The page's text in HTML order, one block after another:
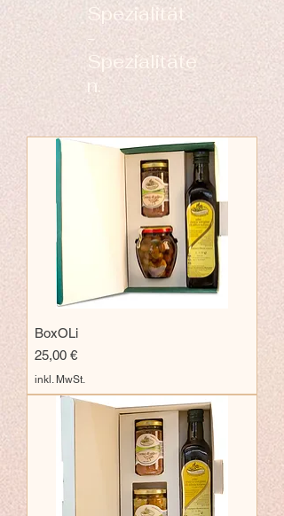
Spezialität
-
Spezialitäte
n.
BoxOLi
Preis
25,00 €
inkl. MwSt.